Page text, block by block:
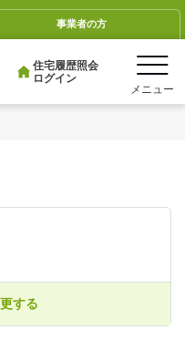
事業者の方
住宅履歴照会
ログイン
する